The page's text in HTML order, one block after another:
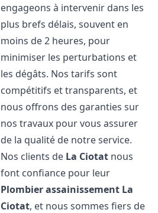
engageons à intervenir dans les
plus brefs délais, souvent en
moins de 2 heures, pour
minimiser les perturbations et
les dégâts. Nos tarifs sont
compétitifs et transparents, et
nous offrons des garanties sur
nos travaux pour vous assurer
de la qualité de notre service.
Nos clients de La Ciotat nous
font confiance pour leur
Plombier assainissement La
Ciotat, et nous sommes fiers de